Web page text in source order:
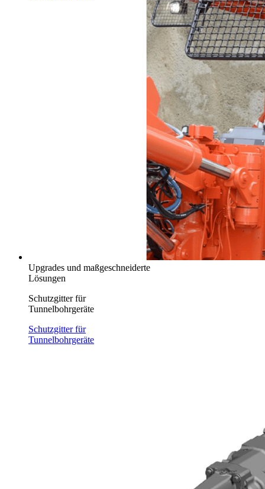
Upgrades und maßgeschneiderte
Lösungen
Schutzgitter für
Tunnelbohrgeräte
Schutzgitter für
Tunnelbohrgeräte